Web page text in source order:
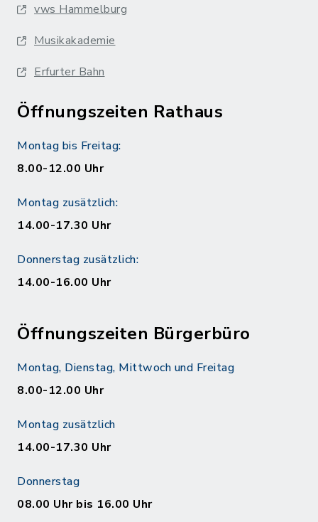
vws Hammelburg
Musikakademie
Erfurter Bahn
Öffnungszeiten Rathaus
Montag bis Freitag:
8.00-12.00 Uhr
Montag zusätzlich:
14.00-17.30 Uhr
Donnerstag zusätzlich:
14.00-16.00 Uhr
Öffnungszeiten Bürgerbüro
Montag, Dienstag, Mittwoch und Freitag
8.00-12.00 Uhr
Montag zusätzlich
14.00-17.30 Uhr
Donnerstag
08.00 Uhr bis 16.00 Uhr